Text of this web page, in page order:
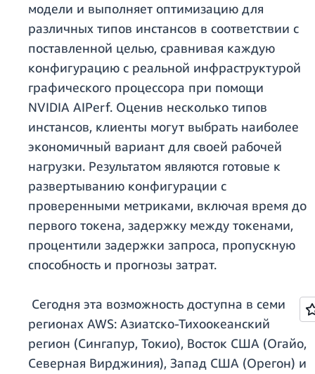
модели и выполняет оптимизацию для
различных типов инстансов в соответствии с
поставленной целью, сравнивая каждую
конфигурацию с реальной инфраструктурой
графического процессора при помощи
NVIDIA AIPerf. Оценив несколько типов
инстансов, клиенты могут выбрать наиболее
экономичный вариант для своей рабочей
нагрузки. Результатом являются готовые к
развертыванию конфигурации с
проверенными метриками, включая время до
первого токена, задержку между токенами,
процентили задержки запроса, пропускную
способность и прогнозы затрат.
Сегодня эта возможность доступна в семи
регионах AWS: Азиатско-Тихоокеанский
регион (Сингапур, Токио), Восток США (Огайо,
Северная Вирджиния), Запад США (Орегон) и